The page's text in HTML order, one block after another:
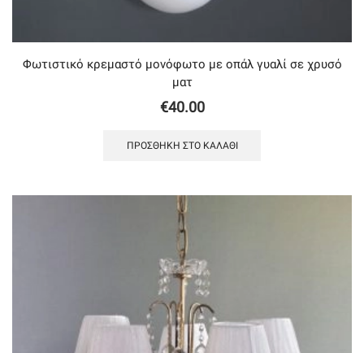
Φωτιστικό κρεμαστό μονόφωτο με οπάλ γυαλί σε χρυσό
ματ
€40.00
ΠΡΟΣΘΉΚΗ ΣΤΟ ΚΑΛΆΘΙ